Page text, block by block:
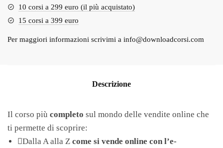
10 corsi a 299 euro (il più acquistato)
15 corsi a 399 euro
Per maggiori informazioni scrivimi a info@downloadcorsi.com
Descrizione
Il corso più completo sul mondo delle vendite online che
ti permette di scoprire:
Dalla A alla Z come si vende online con l’e-